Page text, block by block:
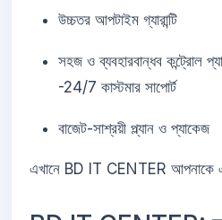
উচ্চতর আপটাইম গ্যারান্টি
সহজ ও ব্যবহারবান্ধব কন্ট্রোল
-24/7 কাস্টমার সাপোর্ট
বাজেট-সাশ্রয়ী প্ল্যান ও প্যাকেজ
এখানে BD IT CENTER আপনাকে